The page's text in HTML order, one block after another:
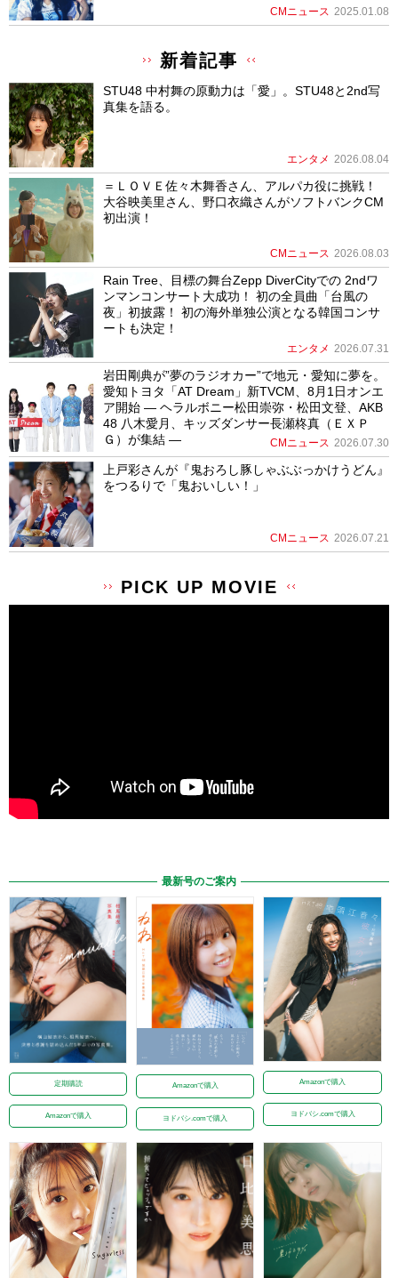
CMニュース 2025.01.08
新着記事
STU48 中村舞の原動力は「愛」。STU48と2nd写
真集を語る。
エンタメ 2026.08.04
＝ＬＯＶＥ佐々木舞香さん、アルパカ役に挑戦！
大谷映美里さん、野口衣織さんがソフトバンクCM
初出演！
CMニュース 2026.08.03
Rain Tree、目標の舞台Zepp DiverCityでの 2ndワ
ンマンコンサート大成功！ 初の全員曲「台風の
夜」初披露！ 初の海外単独公演となる韓国コンサ
ートも決定！
エンタメ 2026.07.31
岩田剛典が”夢のラジオカー”で地元・愛知に夢を。
愛知トヨタ「AT Dream」新TVCM、8月1日オンエ
ア開始 ― ヘラルボニー松田崇弥・松田文登、AKB
48 八木愛月、キッズダンサー長瀬柊真（ＥＸＰ
Ｇ）が集結 ―
CMニュース 2026.07.30
上戸彩さんが『鬼おろし豚しゃぶぶっかけうどん』
をつるりで「鬼おいしい！」
CMニュース 2026.07.21
PICK UP MOVIE
最新号のご案内
定期購読
Amazonで購入
Amazonで購入
ヨドバシ.comで購入
Amazonで購入
ヨドバシ.comで購入